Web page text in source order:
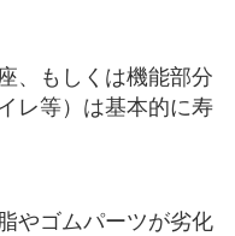
、もしくは機能部分
レ等）は基本的に寿
やゴムパーツが劣化